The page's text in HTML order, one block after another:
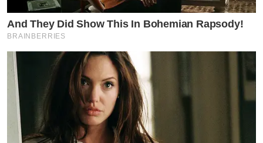
And They Did Show This In Bohemian Rapsody!
BRAINBERRIES